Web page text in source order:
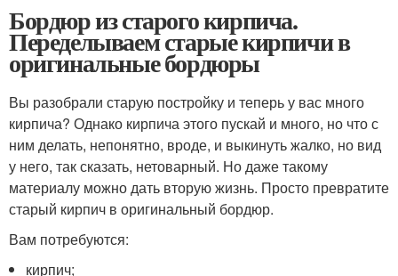
Бордюр из старого кирпича.
Переделываем старые кирпичи в
оригинальные бордюры
Вы разобрали старую постройку и теперь у вас много
кирпича? Однако кирпича этого пускай и много, но что с
ним делать, непонятно, вроде, и выкинуть жалко, но вид
у него, так сказать, нетоварный. Но даже такому
материалу можно дать вторую жизнь. Просто превратите
старый кирпич в оригинальный бордюр.
Вам потребуются:
кирпич;